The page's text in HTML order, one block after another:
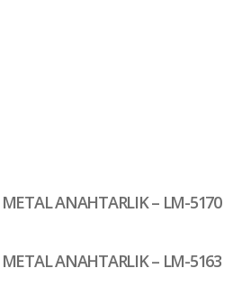
METAL ANAHTARLIK – LM-5170
METAL ANAHTARLIK – LM-5163